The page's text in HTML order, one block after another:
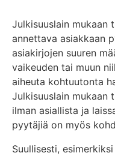
Julkisuuslain mukaan
annettava asiakkaan
asiakirjojen suuren
vaikeuden tai muun
aiheuta kohtuutonta
Julkisuuslain mukaan
ilman asiallista ja
pyytäjiä on myös
Suullisesti,